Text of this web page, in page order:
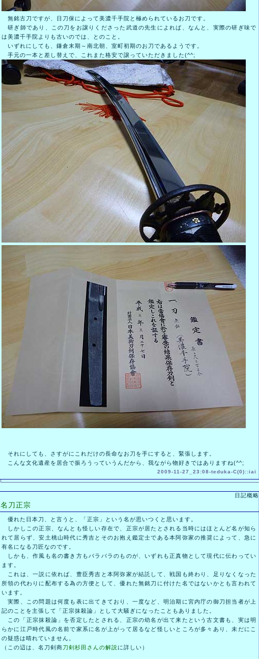
無銘古刀ですが、日刀保によって美濃千手院と極められているお刀です。
研ぎ師であり、この刀をお譲りくださった武道の先生によれば、なんと、実際の研ぎ味で
は美濃千手院よりも古いのでは、とのこと。
いずれにしても、鎌倉末期～南北朝、室町初期のお刀であるようです。
手元の一本と差し替えで、これまた格安で譲っていただきました(^^;
それにしても、さすがにこれだけの長命なお刀を手にすると、緊張します。
こんな文化遺産を居合で振ろうっていうんだから、我ながら物好きではありますね(^^;
2009-11-27_23:08-teduka-C(0)::iai
日記概略
名刀正宗
優れた日本刀、と言うと、「正宗」という名が思いつくと思います。
しかしこの正宗、なんとも怪しい存在で、正宗が居たとされる当時にはほとんど名が知ら
れて居らず、安土桃山時代に秀吉とそのお抱え鑑定士である本阿弥家の推奨によって、急に
有名になる刀匠なのです。
しかも、作風も名の書き方もバラバラのものが、いずれも正真物として現代に伝わってい
ます。
これは、一説に依れば、豊臣秀吉と本阿弥家が結託して、戦国も終わり、足りなくなった
所領の代わりに配布する為の方便として、優れた無銘刀に付けた名ではないかとも言われて
います。
実際、この問題は何度も表に出てきており、一度など、明治期に宮内庁の御刀担当者が上
記のことを主張して「正宗抹殺論」として大騒ぎになったこともありました。
この「正宗抹殺論」を否定したとされる、正宗の幼名が出て来たという古文書も、実は明
らかに江戸時代風の名前で家系に名が上がって居るなど怪しいところが多々あり、未だにこ
の疑惑は晴れていません。
（この辺は、名刀剣商刀剣杉田さんの解説 に詳しい）